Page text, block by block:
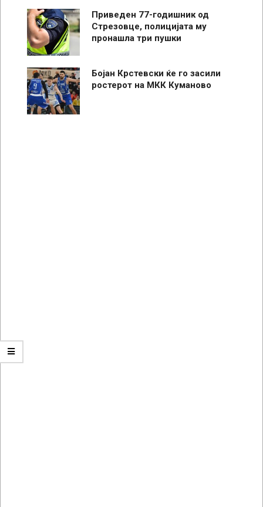
Приведен 77-годишник од
Стрезовце, полицијата му
пронашла три пушки
Бојан Крстевски ќе го засили
ростерот на МКК Куманово